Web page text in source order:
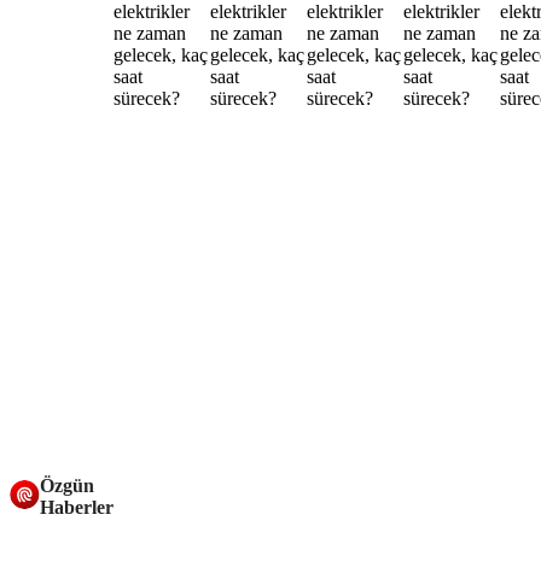
Özgün
Haberler